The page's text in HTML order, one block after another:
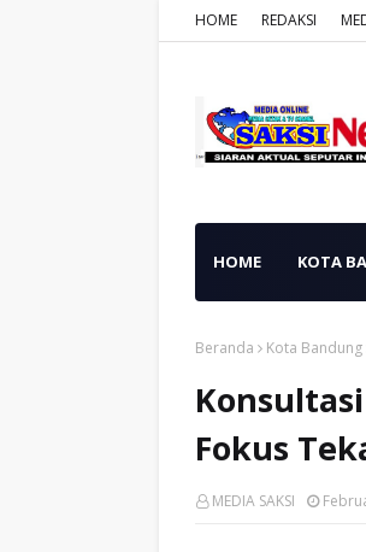
HOME REDAKSI
HOME KOTA
Beranda Kota Bandung
Fokus
MEDIA SAKSI